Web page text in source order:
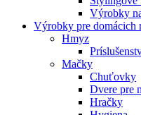
Výrobky
Výrobky pre domácich
Hmyz
Mačky
Chuťovky
Dvere pre
Hračky